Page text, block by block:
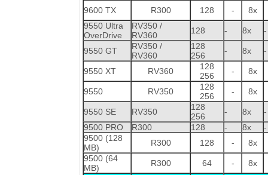
9600 TX R300 128 -
8x
9550 Ultra
OverDrive
RV350 /
RV360
128 - 8x -
9550 GT
RV350 /
RV360
128
256
- 8x -
9550 XT RV360
128
256
- 8x
9550 RV350
128
256
- 8x
9550 SE RV350
128
256
- 8x
-
9500 PRO
R300 128 - 8x
-
9500 (128
MB)
R300 128 -
8x
9500 (64
MB)
R300 64 - 8x